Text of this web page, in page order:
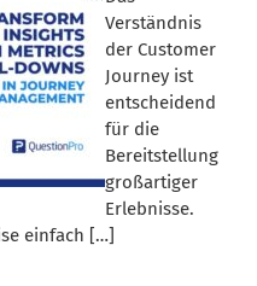
Verständnis
der Customer
Journey ist
entscheidend
für die
Bereitstellung
großartiger
Erlebnisse.
einfach […]